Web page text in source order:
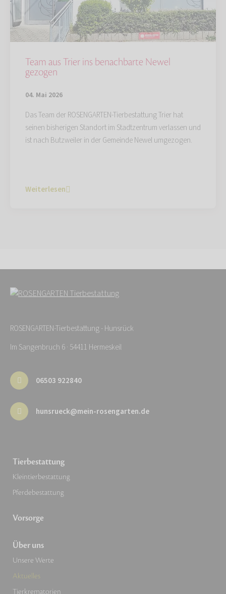
Team aus Trier ins benachbarte Newel
gezogen
04. Mai 2026
Das Team der ROSENGARTEN-Tierbestattung Trier hat
seinen bisherigen Standort im Stadtzentrum verlassen und
ist nach Butzweiler in der Gemeinde Newel umgezogen.
Weiterlesen
ROSENGARTEN-Tierbestattung - Hunsrück
Im Sangenbruch 6 · 54411 Hermeskeil
06503 922840
hunsrueck@mein-rosengarten.de
Tierbestattung
Kleintierbestattung
Pferdebestattung
Vorsorge
Über uns
Unsere Werte
Aktuelles
Tierkrematorien